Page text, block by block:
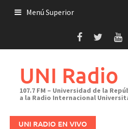
Menú Superior
UNI Radio
107.7 FM – Universidad de la
a la Radio Internacional
UNI RADIO EN VIVO